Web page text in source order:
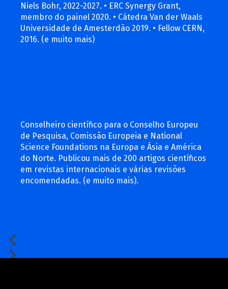
Niels Bohr, 2022-2027. • ERC Synergy Grant,
membro do painel 2020. • Cátedra Van der Waals
Universidade de Amesterdão 2019. • Fellow CERN,
2016. (e muito mais)
Conselheiro científico para o Conselho Europeu
de Pesquisa, Comissão Europeia e National
Science Foundations na Europa e Ásia e América
do Norte. Publicou mais de 200 artigos científicos
em revistas internacionais e várias revisões
encomendadas. (e muito mais).